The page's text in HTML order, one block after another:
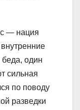
— нация
один
сильная
по поводу
разведки